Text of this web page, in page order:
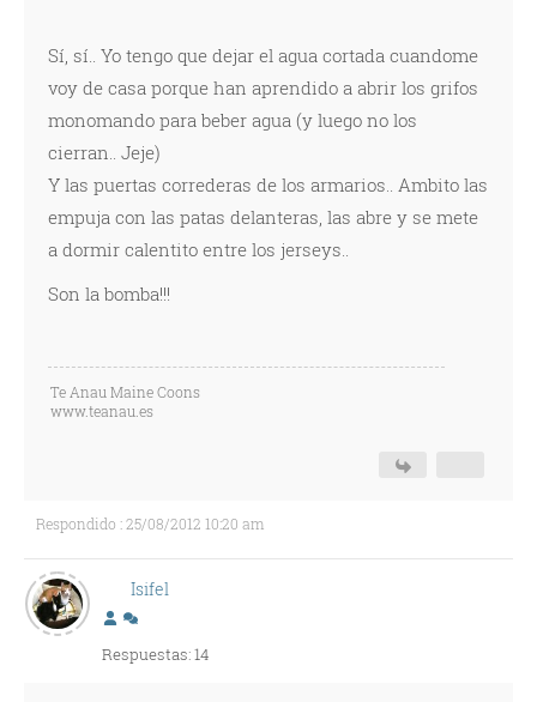
Sí, sí.. Yo tengo que dejar el agua cortada cuandome
voy de casa porque han aprendido a abrir los grifos
monomando para beber agua (y luego no los
cierran.. Jeje)
Y las puertas correderas de los armarios.. Ambito las
empuja con las patas delanteras, las abre y se mete
a dormir calentito entre los jerseys..
Son la bomba!!!
Te Anau Maine Coons
www.teanau.es
Respondido : 25/08/2012 10:20 am
Isifel
Respuestas: 14